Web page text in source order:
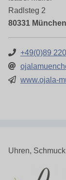
Radlsteg 2
80331 München
+49(0)89
www.ojala-
Uhren,